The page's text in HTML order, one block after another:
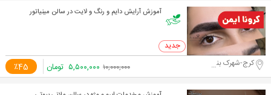
آموزش آرایش دایم و رنگ و لایت در سالن مینیاتور
0 خرید
٪45 کرج-شهرک بنفشه ۱۰,۰۰۰,۰۰۰ ۵,۵۰۰,۰۰۰ تومان